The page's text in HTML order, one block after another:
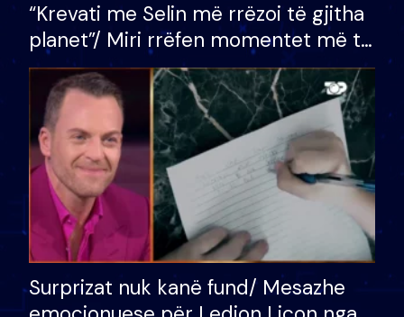
“Krevati me Selin më rrëzoi të gjitha
planet”/ Miri rrëfen momentet më të
bukura në shtëpinë e BB VIP: Do më
mungojë zilja e mëngjesit kur…
Surprizat nuk kanë fund/ Mesazhe